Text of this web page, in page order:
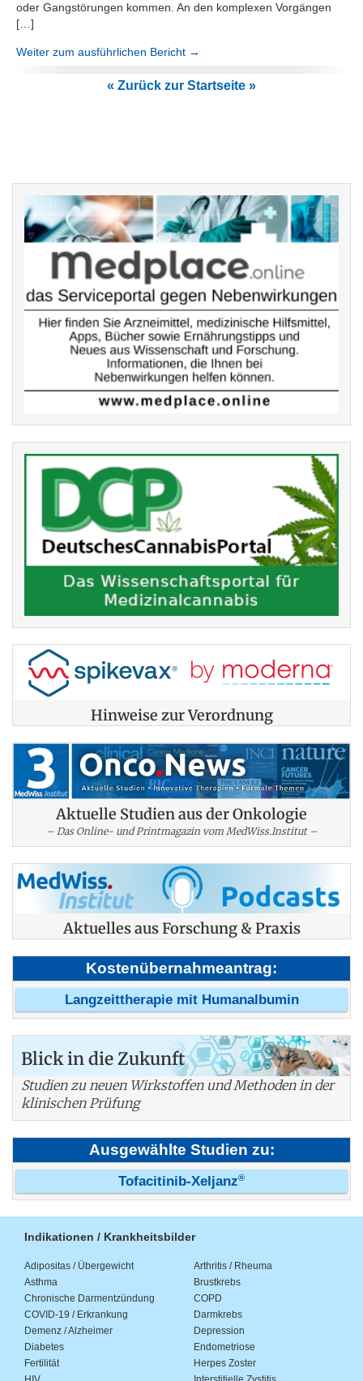
oder Gangstörungen kommen. An den komplexen Vorgängen
[…]
Weiter zum ausführlichen Bericht →
« Zurück zur Startseite »
Hinweise zur Verordnung
Aktuelle Studien aus der Onkologie
– Das Online- und Printmagazin vom MedWiss.Institut –
Aktuelles aus Forschung & Praxis
Kostenübernahmeantrag:
Langzeittherapie mit Humanalbumin
Blick in die Zukunft
Studien zu neuen Wirkstoffen und Methoden in der
klinischen Prüfung
Ausgewählte Studien zu:
Tofacitinib-Xeljanz®
Indikationen / Krankheitsbilder
Adipositas / Übergewicht
Arthritis / Rheuma
Asthma
Brustkrebs
Chronische Darmentzündung
COPD
COVID-19 / Erkrankung
Darmkrebs
Demenz / Alzheimer
Depression
Diabetes
Endometriose
Fertilität
Herpes Zoster